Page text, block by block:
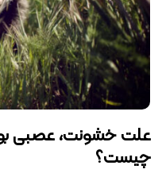
علت خشونت، عصبی
چیست؟